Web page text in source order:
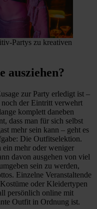
Partys zu kreativen
ausziehen?
zur Party erledigt ist –
der Eintritt verwehrt
komplett daneben
dass man für sich selbst
mehr sein kann – geht es
Die Outfitselektion.
mehr oder weniger
davon ausgehen von viel
sein zu werden,
Einzelne Veranstaltende
oder Kleidertypen
persönlich online mit
Outfit in Ordnung ist.